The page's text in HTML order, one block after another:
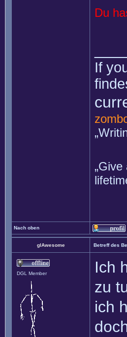
Du
If
Nach oben
glAwesome Betreff des
DGL Member
Ich
zu
ich